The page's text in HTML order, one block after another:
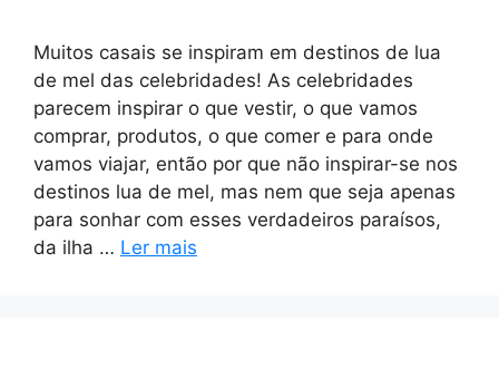
Muitos casais se inspiram em destinos de lua
de mel das celebridades! As celebridades
parecem inspirar o que vestir, o que vamos
comprar, produtos, o que comer e para onde
vamos viajar, então por que não inspirar-se nos
destinos lua de mel, mas nem que seja apenas
para sonhar com esses verdadeiros paraísos,
da ilha … Ler mais